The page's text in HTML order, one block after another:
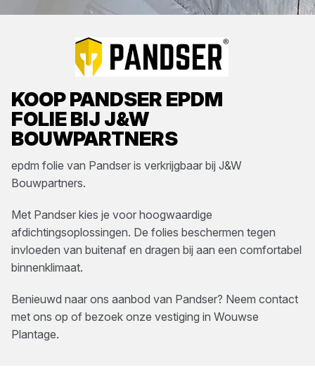
KOOPPANDSER EPDM
FOLIEBIJ J&W
BOUWPARTNERS
epdm folie van Pandser is verkrijgbaar bij J&W
Bouwpartners.
Met Pandser kies je voor hoogwaardige
afdichtingsoplossingen. De folies beschermen tegen
invloeden van buitenaf en dragen bij aan een comfortabel
binnenklimaat.
Benieuwd naar ons aanbod van Pandser? Neem contact
met ons op of bezoek onze vestiging in Wouwse
Plantage.